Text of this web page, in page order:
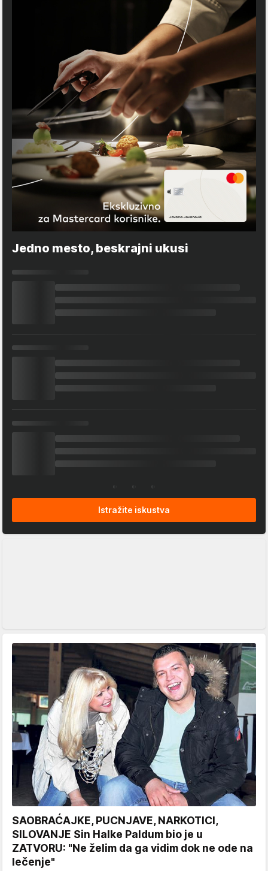
Jedno mesto, beskrajni ukusi
Istražite iskustva
SAOBRAĆAJKE, PUCNJAVE, NARKOTICI,
SILOVANJE Sin Halke Paldum bio je u
ZATVORU: "Ne želim da ga vidim dok ne ode na
lečenje"